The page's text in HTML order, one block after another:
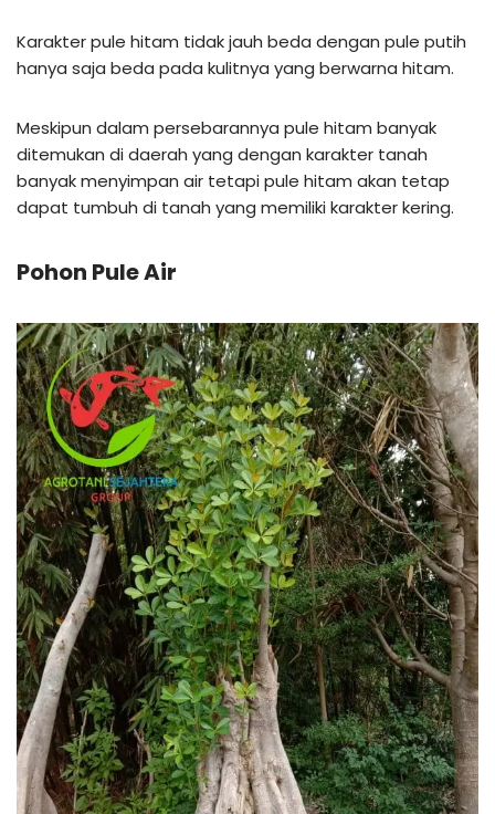
Karakter pule hitam tidak jauh beda dengan pule putih
hanya saja beda pada kulitnya yang berwarna hitam.
Meskipun dalam persebarannya pule hitam banyak
ditemukan di daerah yang dengan karakter tanah
banyak menyimpan air tetapi pule hitam akan tetap
dapat tumbuh di tanah yang memiliki karakter kering.
Pohon Pule Air